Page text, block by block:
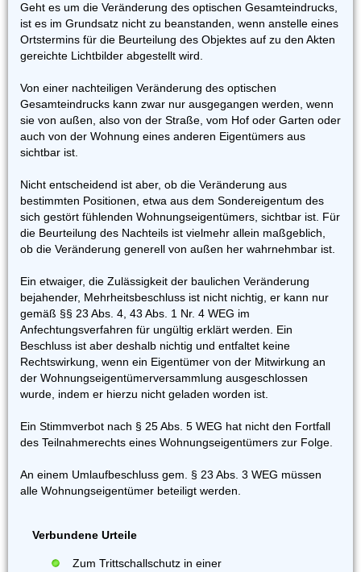
Geht es um die Veränderung des optischen Gesamteindrucks,
ist es im Grundsatz nicht zu beanstanden, wenn anstelle eines
Ortstermins für die Beurteilung des Objektes auf zu den Akten
gereichte Lichtbilder abgestellt wird.
Von einer nachteiligen Veränderung des optischen
Gesamteindrucks kann zwar nur ausgegangen werden, wenn
sie von außen, also von der Straße, vom Hof oder Garten oder
auch von der Wohnung eines anderen Eigentümers aus
sichtbar ist.
Nicht entscheidend ist aber, ob die Veränderung aus
bestimmten Positionen, etwa aus dem Sondereigentum des
sich gestört fühlenden Wohnungseigentümers, sichtbar ist. Für
die Beurteilung des Nachteils ist vielmehr allein maßgeblich,
ob die Veränderung generell von außen her wahrnehmbar ist.
Ein etwaiger, die Zulässigkeit der baulichen Veränderung
bejahender, Mehrheitsbeschluss ist nicht nichtig, er kann nur
gemäß §§ 23 Abs. 4, 43 Abs. 1 Nr. 4 WEG im
Anfechtungsverfahren für ungültig erklärt werden. Ein
Beschluss ist aber deshalb nichtig und entfaltet keine
Rechtswirkung, wenn ein Eigentümer von der Mitwirkung an
der Wohnungseigentümerversammlung ausgeschlossen
wurde, indem er hierzu nicht geladen worden ist.
Ein Stimmverbot nach § 25 Abs. 5 WEG hat nicht den Fortfall
des Teilnahmerechts eines Wohnungseigentümers zur Folge.
An einem Umlaufbeschluss gem. § 23 Abs. 3 WEG müssen
alle Wohnungseigentümer beteiligt werden.
Verbundene Urteile
Zum Trittschallschutz in einer